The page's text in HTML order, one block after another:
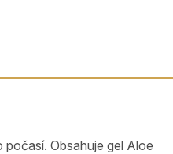
Obsahuje gel Aloe